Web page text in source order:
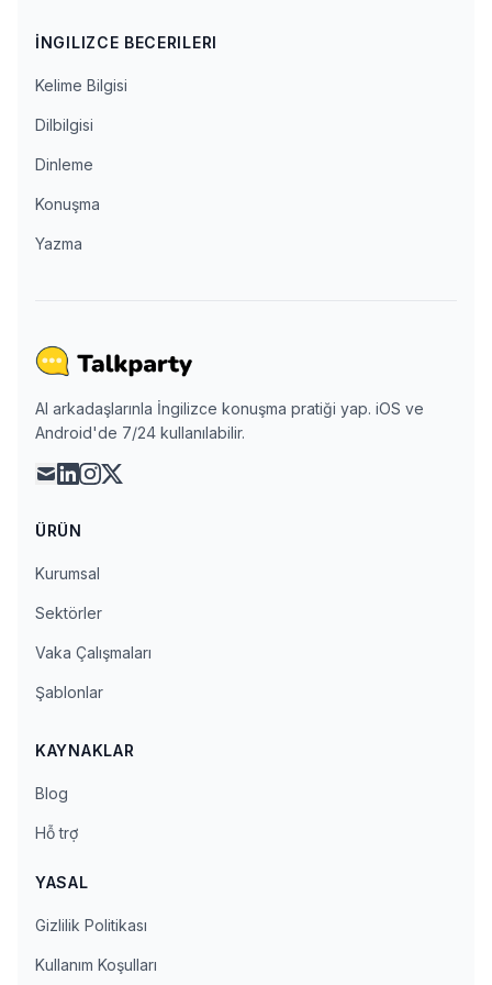
İNGILIZCE BECERILERI
Kelime Bilgisi
Dilbilgisi
Dinleme
Konuşma
Yazma
AI arkadaşlarınla İngilizce konuşma pratiği yap. iOS ve
Android'de 7/24 kullanılabilir.
maillinkedin
instagram
x
ÜRÜN
Kurumsal
Sektörler
Vaka Çalışmaları
Şablonlar
KAYNAKLAR
Blog
Hỗ trợ
YASAL
Gizlilik Politikası
Kullanım Koşulları